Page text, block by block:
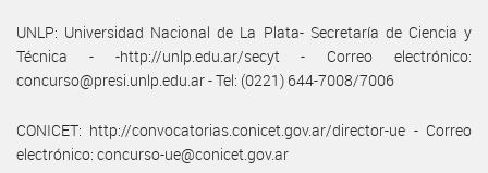
UNLP: Universidad Nacional de La Plata- Secretaría de Ciencia y
Técnica - -http://unlp.edu.ar/secyt - Correo electrónico:
concurso@presi.unlp.edu.ar - Tel: (0221) 644-7008/7006
CONICET: http://convocatorias.conicet.gov.ar/director-ue - Correo
electrónico: concurso-ue@conicet.gov.ar